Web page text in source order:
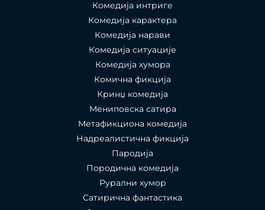
Комедија интриге
Комедија карактера
Комедија нарави
Комедија ситуације
Комедија хумора
Комична фикција
Кринџ комедија
Мениповска сатира
Метафикциона комедија
Надреалистична фикција
Пародија
Породична комедија
Рурални хумор
Сатирична фантастика